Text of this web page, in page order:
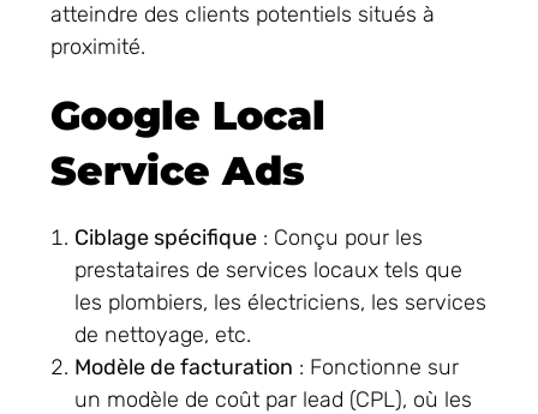
atteindre des clients potentiels situés à
proximité.
Google Local
Service Ads
Ciblage spécifique : Conçu pour les
prestataires de services locaux tels que
les plombiers, les électriciens, les services
de nettoyage, etc.
Modèle de facturation : Fonctionne sur
un modèle de coût par lead (CPL), où les